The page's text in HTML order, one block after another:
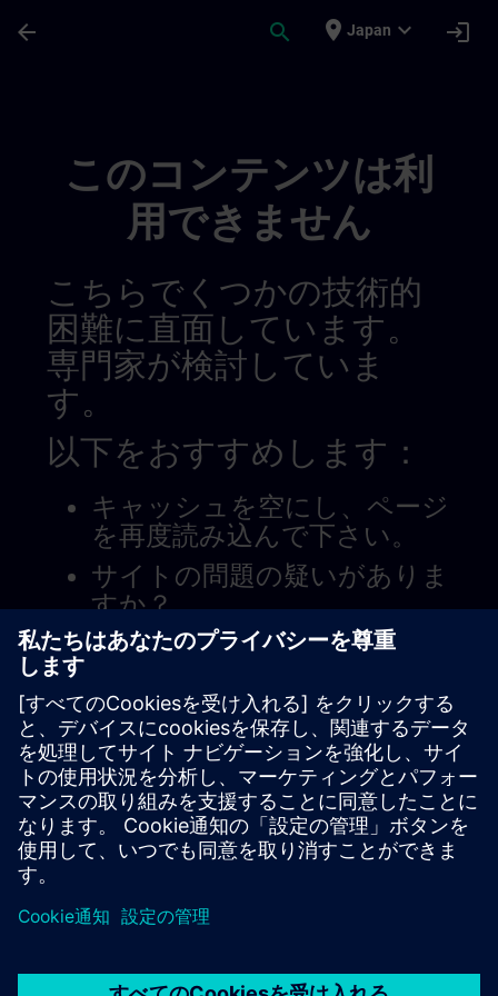
arrow_back search place Japan expand_more login
このコンテンツは利
用できません
こちらでくつかの技術的
困難に直面しています。
専門家が検討していま
す。
以下をおすすめします：
キャッシュを空にし、ページ
を再度読み込んで下さい。
サイトの問題の疑いがありま
すか？
問題を報告